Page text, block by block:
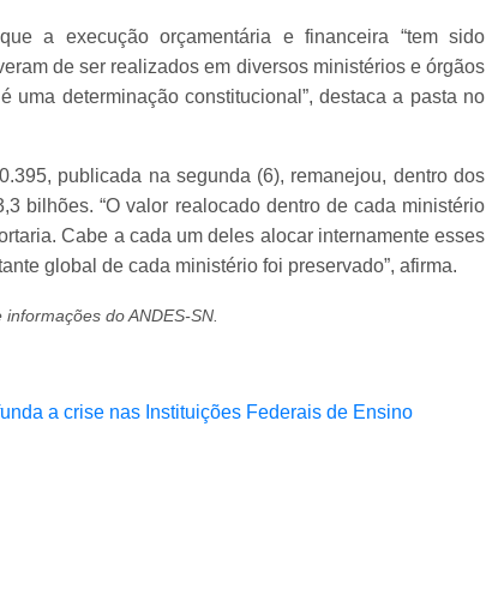
a execução orçamentária e financeira “tem sido
de ser realizados em diversos ministérios e órgãos
uma determinação constitucional”, destaca a pasta no
publicada na segunda (6), remanejou, dentro dos
bilhões. “O valor realocado dentro de cada ministério
Cabe a cada um deles alocar internamente esses
global de cada ministério foi preservado”, afirma.
do ANDES-SN.
a crise nas Instituições Federais de Ensino